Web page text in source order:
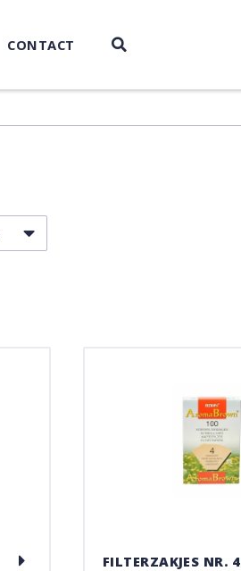
CONTACT
FILTERZAKJES NR. 4